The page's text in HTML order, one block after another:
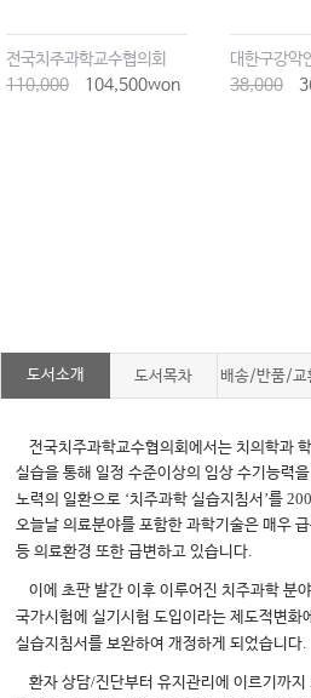
전국치주과학교수협의회
110,000
104,500won
대한구강악
38,000
도서소개 도서목차 배송/반품/교
전국치주과학교수협의회에서는 치의학과
실습을 통해 일정 수준이상의 임상 수기능력
노력의 일환으로 ‘치주과학 실습지침서 ’를
오늘날 의료분야를 포함한 과학기술은 매우
등 의료환경 또한 급변하고 있습니다.
이에 초판 발간 이후 이루어진 치주과학 분
국가시험에 실기시험 도입이라는 제도적변화
실습지침서를 보완하여 개정하게 되었습니다.
환자 상담/진단부터 유지관리에 이르기까